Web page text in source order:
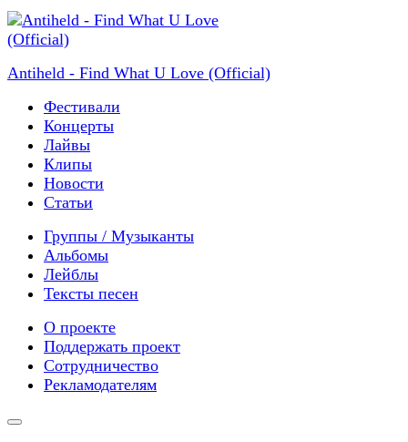
Antiheld - Find What U Love (Official)
Фестивали
Концерты
Лайвы
Клипы
Новости
Статьи
Группы / Музыканты
Альбомы
Лейблы
Тексты песен
О проекте
Поддержать проект
Сотрудничество
Рекламодателям